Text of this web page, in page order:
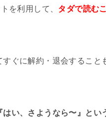
を利用して、 タダで読む
すぐに解約・退会すること
い、さようなら〜』とい